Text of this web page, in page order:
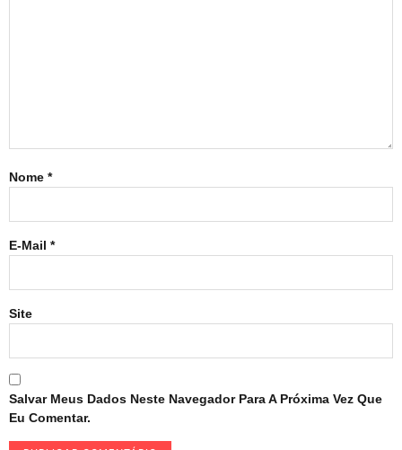
Nome *
E-Mail *
Site
Salvar Meus Dados Neste Navegador Para A Próxima Vez Que
Eu Comentar.